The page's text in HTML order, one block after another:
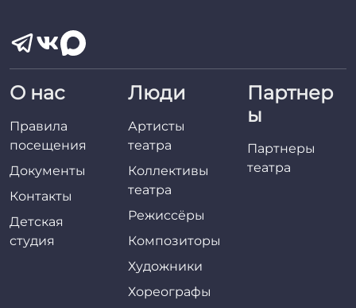
О нас
Правила
посещения
Документы
Контакты
Детская
студия
Люди
Артисты
театра
Коллективы
театра
Режиссёры
Композиторы
Художники
Хореографы
Партнер
ы
Партнеры
театра